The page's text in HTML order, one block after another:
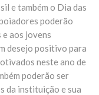
e também o Dia das
poderão
e aos jovens
desejo positivo para
neste ano de
poderão ser
da instituição e sua